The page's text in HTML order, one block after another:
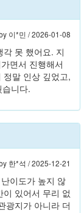
이*민 /2026-01-08
못 했어요. 지
면서 진행해서
말 인상 깊었고,
니다.
한*석 /2025-12-21
이도가 높지 않
있어서 무리 없
광지가 아니라 더